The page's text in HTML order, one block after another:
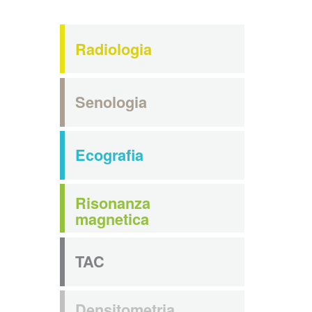
Radiologia
Senologia
Ecografia
Risonanza
magnetica
TAC